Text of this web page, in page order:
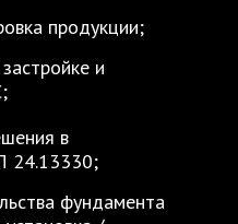
продукции;
и
в
24.13330;
фундамента